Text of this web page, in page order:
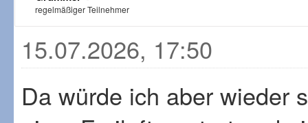
regelmäßiger Teilnehmer
15.07.2026, 17:50
Da würde ich aber wieder